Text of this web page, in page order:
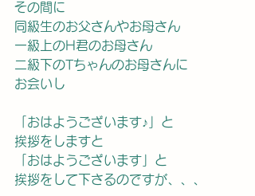
その間に
同級生のお父さんやお母さん
一級上のH君のお母さん
二級下のTちゃんのお母さんに
お会いし
「おはようございます♪」と
挨拶をしますと
「おはようございます」と
挨拶をして下さるのですが、、、